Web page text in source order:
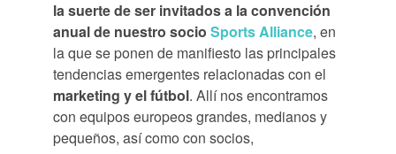
la suerte de ser invitados a la convención
anual de nuestro socio Sports Alliance, en
la que se ponen de manifiesto las principales
tendencias emergentes relacionadas con el
marketing y el fútbol. Allí nos encontramos
con equipos europeos grandes, medianos y
pequeños, así como con socios,